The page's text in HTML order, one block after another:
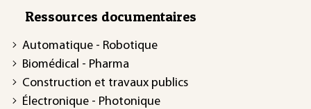
Ressources documentaires
Automatique - Robotique
Biomédical - Pharma
Construction et travaux publics
Électronique - Photonique